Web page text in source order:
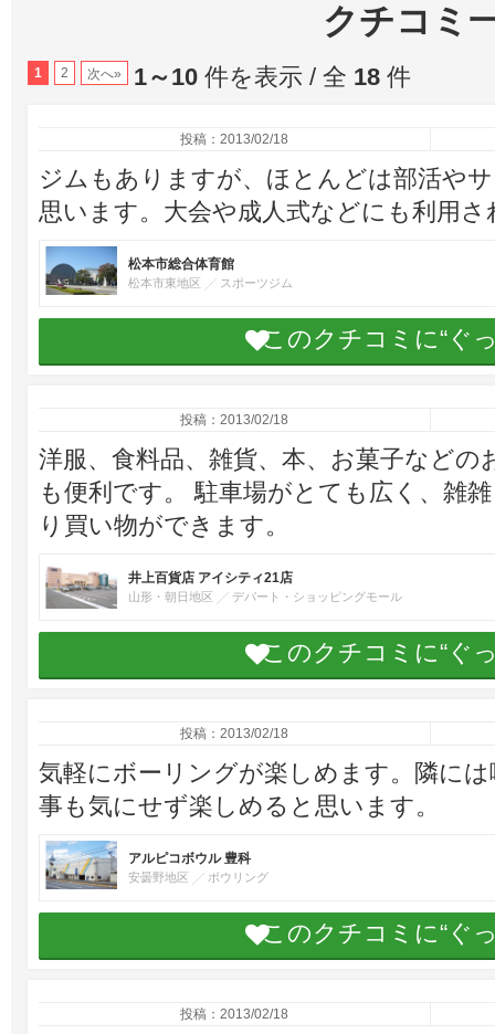
クチコミ
1 2 次へ» 1～10 件を表示 / 全 18 件
投稿：2013/02/18
ジムもありますが、ほとんどは部活や
思います。大会や成人式などにも利用
松本市総合体育館
松本市東地区 スポーツジム
このクチコミに“ぐ
投稿：2013/02/18
洋服、食料品、雑貨、本、お菓子など
も便利です。 駐車場がとても広く、雑
り買い物ができます。
井上百貨店 アイシティ21店
山形・朝日地区 デパート・ショッピングモール
このクチコミに“ぐ
投稿：2013/02/18
気軽にボーリングが楽しめます。隣に
事も気にせず楽しめると思います。
アルピコボウル 豊科
安曇野地区 ボウリング
このクチコミに“ぐ
投稿：2013/02/18